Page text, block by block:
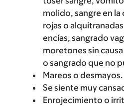
molido, sangre en la
rojas o
encías, sangrado
moretones sin
o sangrado que no
Mareos o desmayos.
Se siente muy
Enrojecimiento o